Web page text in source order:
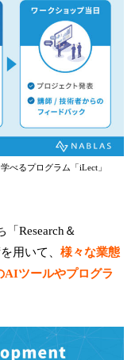
べるプログラム「iLect」
Research＆
用いて、様々な業態
AIツールやプログラ